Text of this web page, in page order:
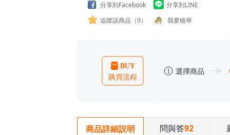
分享到Facebook
分享到LINE
追蹤該商品（9）
我要檢舉
商品詳細説明 問與答92